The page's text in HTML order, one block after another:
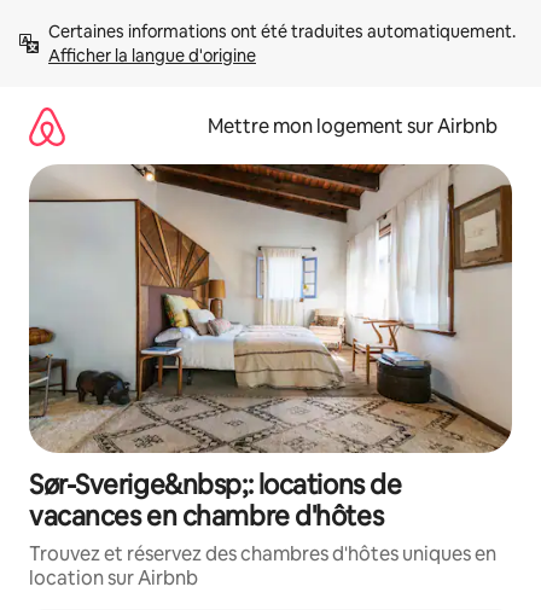
directement
Afficher la langue d'origine
Mettre mon logement sur Airbnb
Sør-Sverige&nbsp;: locations de
vacances en chambre d'hôtes
Trouvez et réservez des chambres d'hôtes uniques en
location sur Airbnb